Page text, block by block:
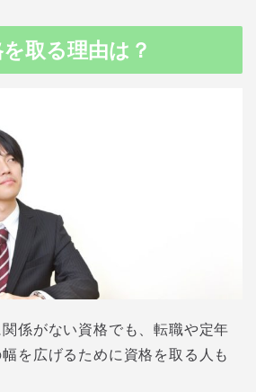
取る理由は？
係がない資格でも、転職や定年
を広げるために資格を取る人も